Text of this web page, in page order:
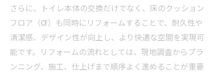
さらに、トイレ本体の交換だけでなく、床のクッション
フロア（CF）も同時にリフォームすることで、耐久性や
清潔感、デザイン性が向上し、より快適な空間を実現可
能です。リフォームの流れとしては、現地調査からプラ
ンニング、施工、仕上げまで順序よく進めることが重要